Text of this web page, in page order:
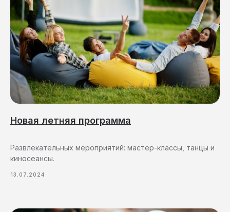
Новая летняя программа
Развлекательных мероприятий: мастер-классы, танцы и
киносеансы.
13.07.2024